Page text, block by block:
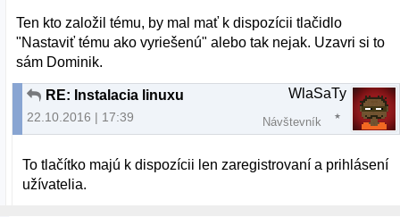
Ten kto založil tému, by mal mať k dispozícii tlačidlo
"Nastaviť tému ako vyriešenú" alebo tak nejak. Uzavri si to
sám Dominik.
RE: Instalacia linuxu
22.10.2016 | 17:39
WlaSaTy
Návštevník
To tlačítko majú k dispozícii len zaregistrovaní a prihlásení
užívatelia.